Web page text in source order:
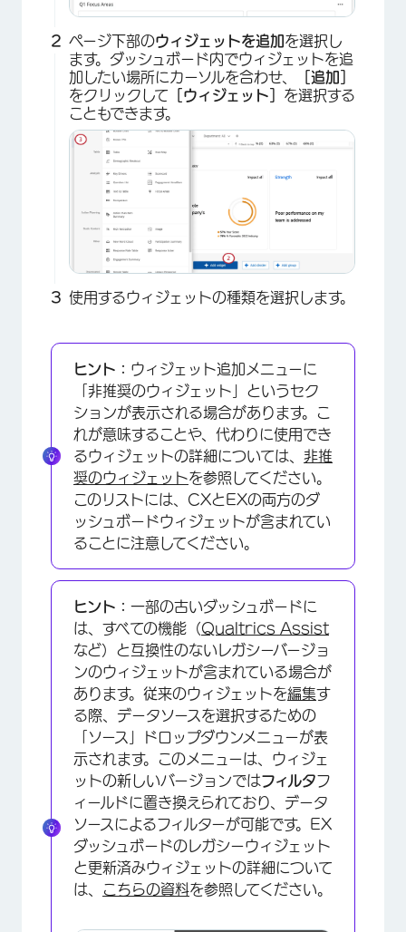
×
ページ下部のウィジェットを追加を選択し
ます。ダッシュボード内でウィジェットを追
加したい場所にカーソルを合わせ、
［追加］
をクリックして ［ウィジェット］ を選択する
こともできます。
使用するウィジェットの種類を選択します。
ヒント： ウィジェット追加メニューに
「非推奨のウィジェット」というセク
ションが表示される場合があります。こ
れが意味することや、代わりに使用でき
るウィジェットの詳細については、 非推
奨のウィジェットを参照してください。
このリストには、CXとEXの両方のダ
ッシュボードウィジェットが含まれてい
ることに注意してください。
ヒント： 一部の古いダッシュボードに
は、すべての機能（Qualtrics Assist
など）と互換性のないレガシーバージョ
ンのウィジェットが含まれている場合が
あります。従来のウィジェットを編集す
る際、データソースを選択するための
「ソース」ドロップダウンメニューが表
示されます。このメニューは、ウィジェ
ットの新しいバージョンではフィルタフ
ィールドに置き換えられており、データ
ソースによるフィルターが可能です。EX
ダッシュボードのレガシーウィジェット
と更新済みウィジェットの詳細について
は、
こちらの資料を参照してください。